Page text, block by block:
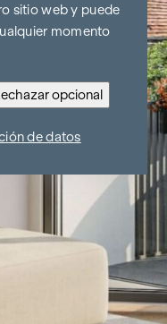
sitio web y puede
momento
opcional
de datos